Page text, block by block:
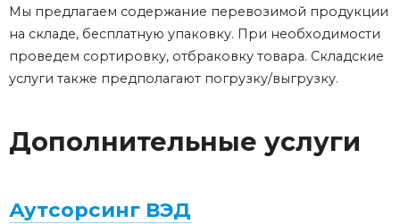
Мы предлагаем содержание перевозимой продукции
на складе, бесплатную упаковку. При необходимости
проведем сортировку, отбраковку товара. Складские
услуги также предполагают погрузку/выгрузку.
Дополнительные услуги
Аутсорсинг ВЭД